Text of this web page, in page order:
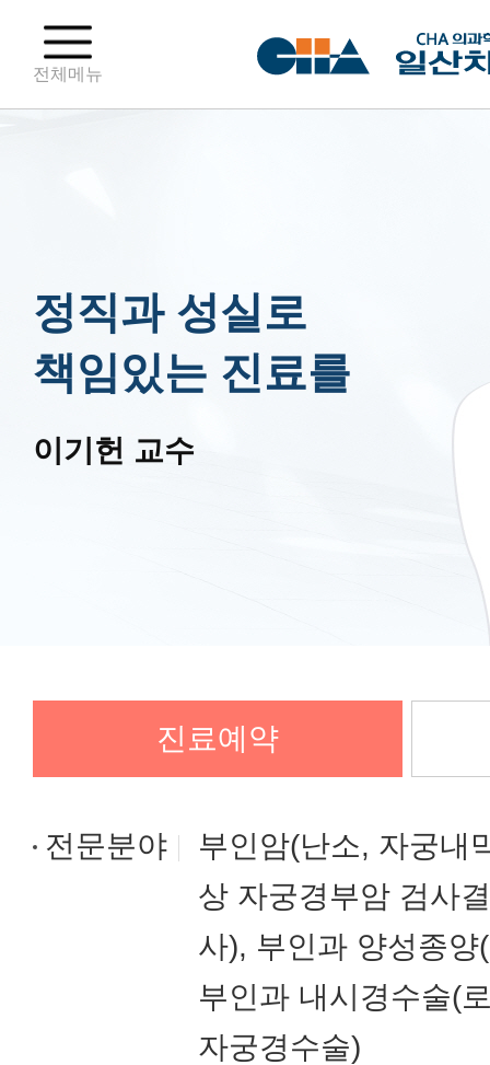
전체메뉴
정직과 성실로
책임있는 진료를
이기헌 교수
진료예약
전문분야
부인암(난소, 자궁내
상 자궁경부암 검사
사), 부인과 양성종
부인과 내시경수술(
자궁경수술)